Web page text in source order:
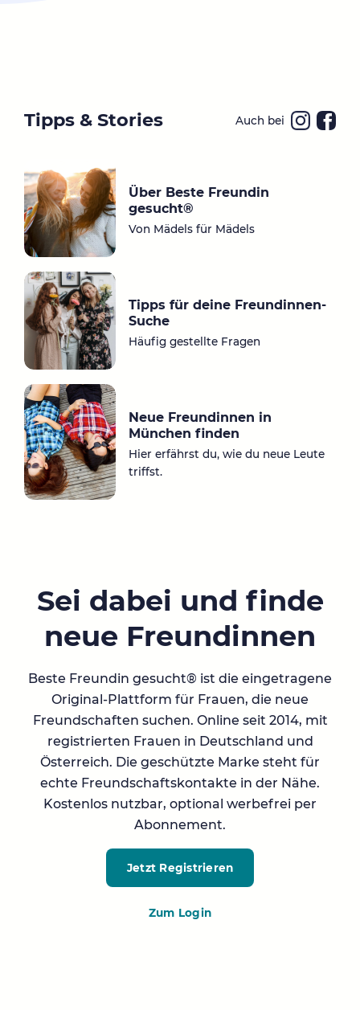
Tipps & Stories Auch bei
Über Beste Freundin
gesucht®
Von Mädels für Mädels
Tipps für deine Freundinnen-
Suche
Häufig gestellte Fragen
Neue Freundinnen in
München finden
Hier erfährst du, wie du neue Leute
triffst.
Sei dabei und finde
neue Freundinnen
Beste Freundin gesucht® ist die eingetragene
Original-Plattform für Frauen, die neue
Freundschaften suchen. Online seit 2014, mit
registrierten Frauen in Deutschland und
Österreich. Die geschützte Marke steht für
echte Freundschaftskontakte in der Nähe.
Kostenlos nutzbar, optional werbefrei per
Abonnement.
Jetzt Registrieren
Zum Login